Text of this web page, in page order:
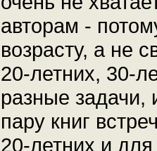
авторам -
возрасту, а не
20-летних, 30-
разные задачи,
пару книг
20-летних и